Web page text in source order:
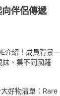
伴侶傳遞
介紹！成員背景一
妹、集不同國籍
好物清單：Rare